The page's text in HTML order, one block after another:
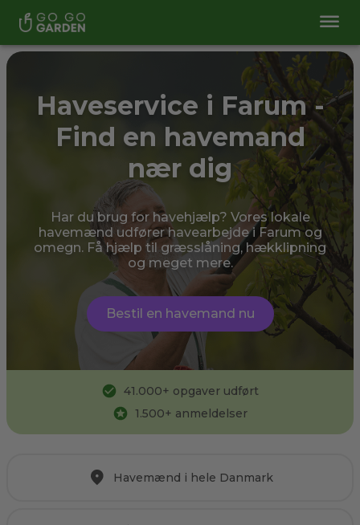
Haveservice i Farum -
Find en havemand
nær dig
Har du brug for havehjælp? Vores lokale
havemænd udfører havearbejde i Farum og
omegn. Få hjælp til græsslåning, hækklipning
og meget mere.
Bestil en havemand nu
41.000+ opgaver udført
1.500+ anmeldelser
Havemænd i hele Danmark